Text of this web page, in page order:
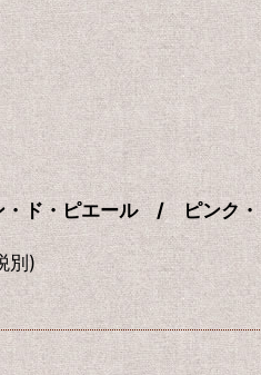
・ド・ピエール / ピンク
別)